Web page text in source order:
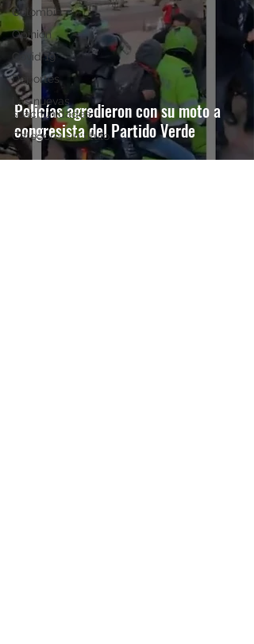
Colombia
Opinión
Covid 19
Deportes
Las nuevas
soachunidades
Categoría sin título
Policías agredieron con su moto a
congresista del Partido Verde